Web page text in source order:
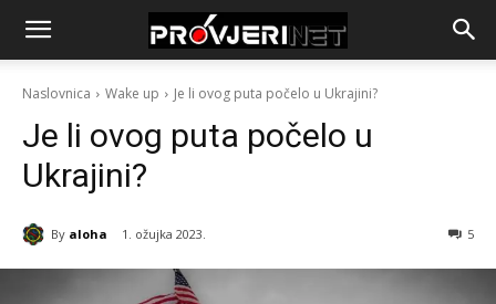
Naslovnica Wake up Je li ovog puta počelo u Ukrajini?
Je li ovog puta počelo u
Ukrajini?
By aloha 1. ožujka 2023. 5